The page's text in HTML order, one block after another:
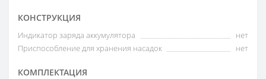
КОНСТРУКЦИЯ
Индикатор заряда аккумулятора
нет
Приспособление для хранения насадок
нет
КОМПЛЕКТАЦИЯ